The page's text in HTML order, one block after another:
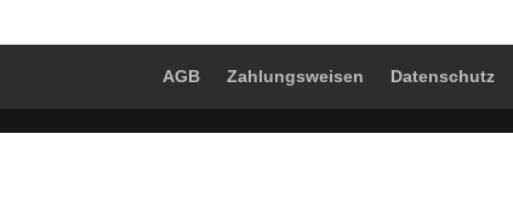
AGB Zahlungsweisen Datenschutz